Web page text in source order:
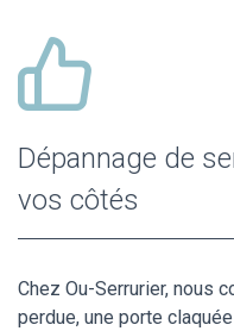
Dépannage de
vos côtés
Chez Ou-Serrurier, nous
perdue, une porte